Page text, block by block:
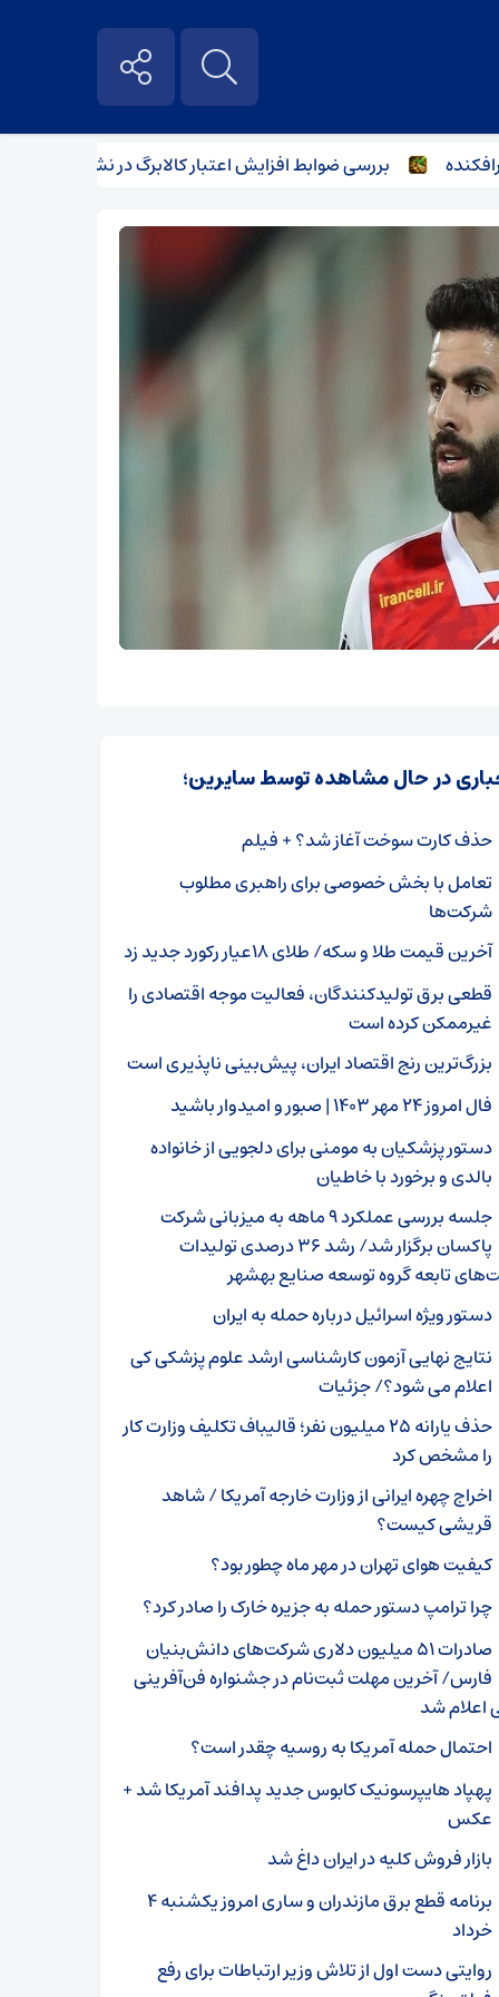
بررسی ضوابط افزایش اعتبار کالابرگ در نشست وزرای اقتصاد
در حال مشاهده توسط سایرین؛
حذف کارت سوخت آغاز شد؟ + فیلم
تعامل با بخش خصوصی برای راهبری مطلوب
شرکت‌ها
آخرین قیمت طلا و سکه/ طلای ۱۸عیار رکورد جدید زد
قطعی برق تولیدکنندگان، فعالیت موجه اقتصادی را
غیرممکن کرده است
بزرگ‌ترین رنج اقتصاد ایران، پیش‌بینی‌ ناپذیری است
فال امروز ۲۴ مهر ۱۴۰۳ | صبور و امیدوار باشید
دستور پزشکیان به مومنی برای دلجویی از خانواده
بالدی و برخورد با خاطیان
جلسه بررسی عملکرد ۹ ماهه به میزبانی شرکت
پاکسان برگزار شد/ رشد ۳۶ درصدی تولیدات
تابعه گروه توسعه صنایع بهشهر
دستور ویژه اسرائیل درباره حمله به ایران
نتایج نهایی آزمون کارشناسی ارشد علوم پزشکی کی
اعلام می شود؟/ جزئیات
حذف یارانه ۲۵ میلیون نفر؛ قالیباف تکلیف وزارت کار
را مشخص کرد
اخراج چهره ایرانی از وزارت خارجه آمریکا / شاهد
قریشی کیست؟
کیفیت هوای تهران در مهر ماه چطور بود؟
چرا ترامپ دستور حمله به جزیره خارک را صادر کرد؟
صادرات ۵۱ میلیون دلاری شرکت‌های دانش‌بنیان
فارس/ آخرین مهلت ثبت‌نام در جشنواره فن‌آفرینی
اعلام شد
احتمال حمله آمریکا به روسیه چقدر است؟
پهپاد هایپرسونیک کابوس جدید پدافند آمریکا شد +
عکس
بازار فروش کلیه در ایران داغ شد
برنامه قطع برق مازندران و ساری امروز یکشنبه ۴
خرداد
روایتی دست اول از تلاش وزیر ارتباطات برای رفع